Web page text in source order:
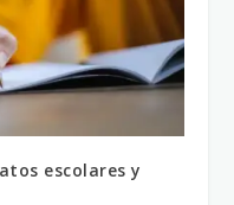
escolares y